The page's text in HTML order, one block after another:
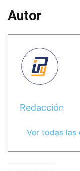
Autor
Redacción
Ver todas las